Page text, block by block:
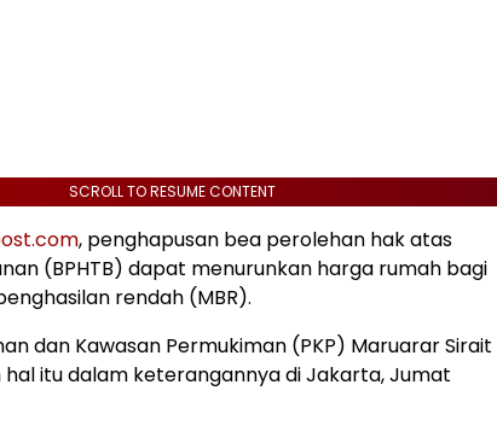
SCROLL TO RESUME CONTENT
, penghapusan bea perolehan hak atas
(BPHTB) dapat menurunkan harga rumah bagi
rendah (MBR).
dan Kawasan Permukiman (PKP) Maruarar Sirait
itu dalam keterangannya di Jakarta, Jumat